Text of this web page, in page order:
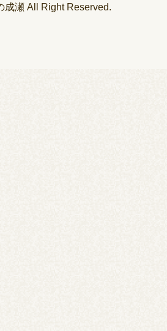
成瀬 All Right Reserved.